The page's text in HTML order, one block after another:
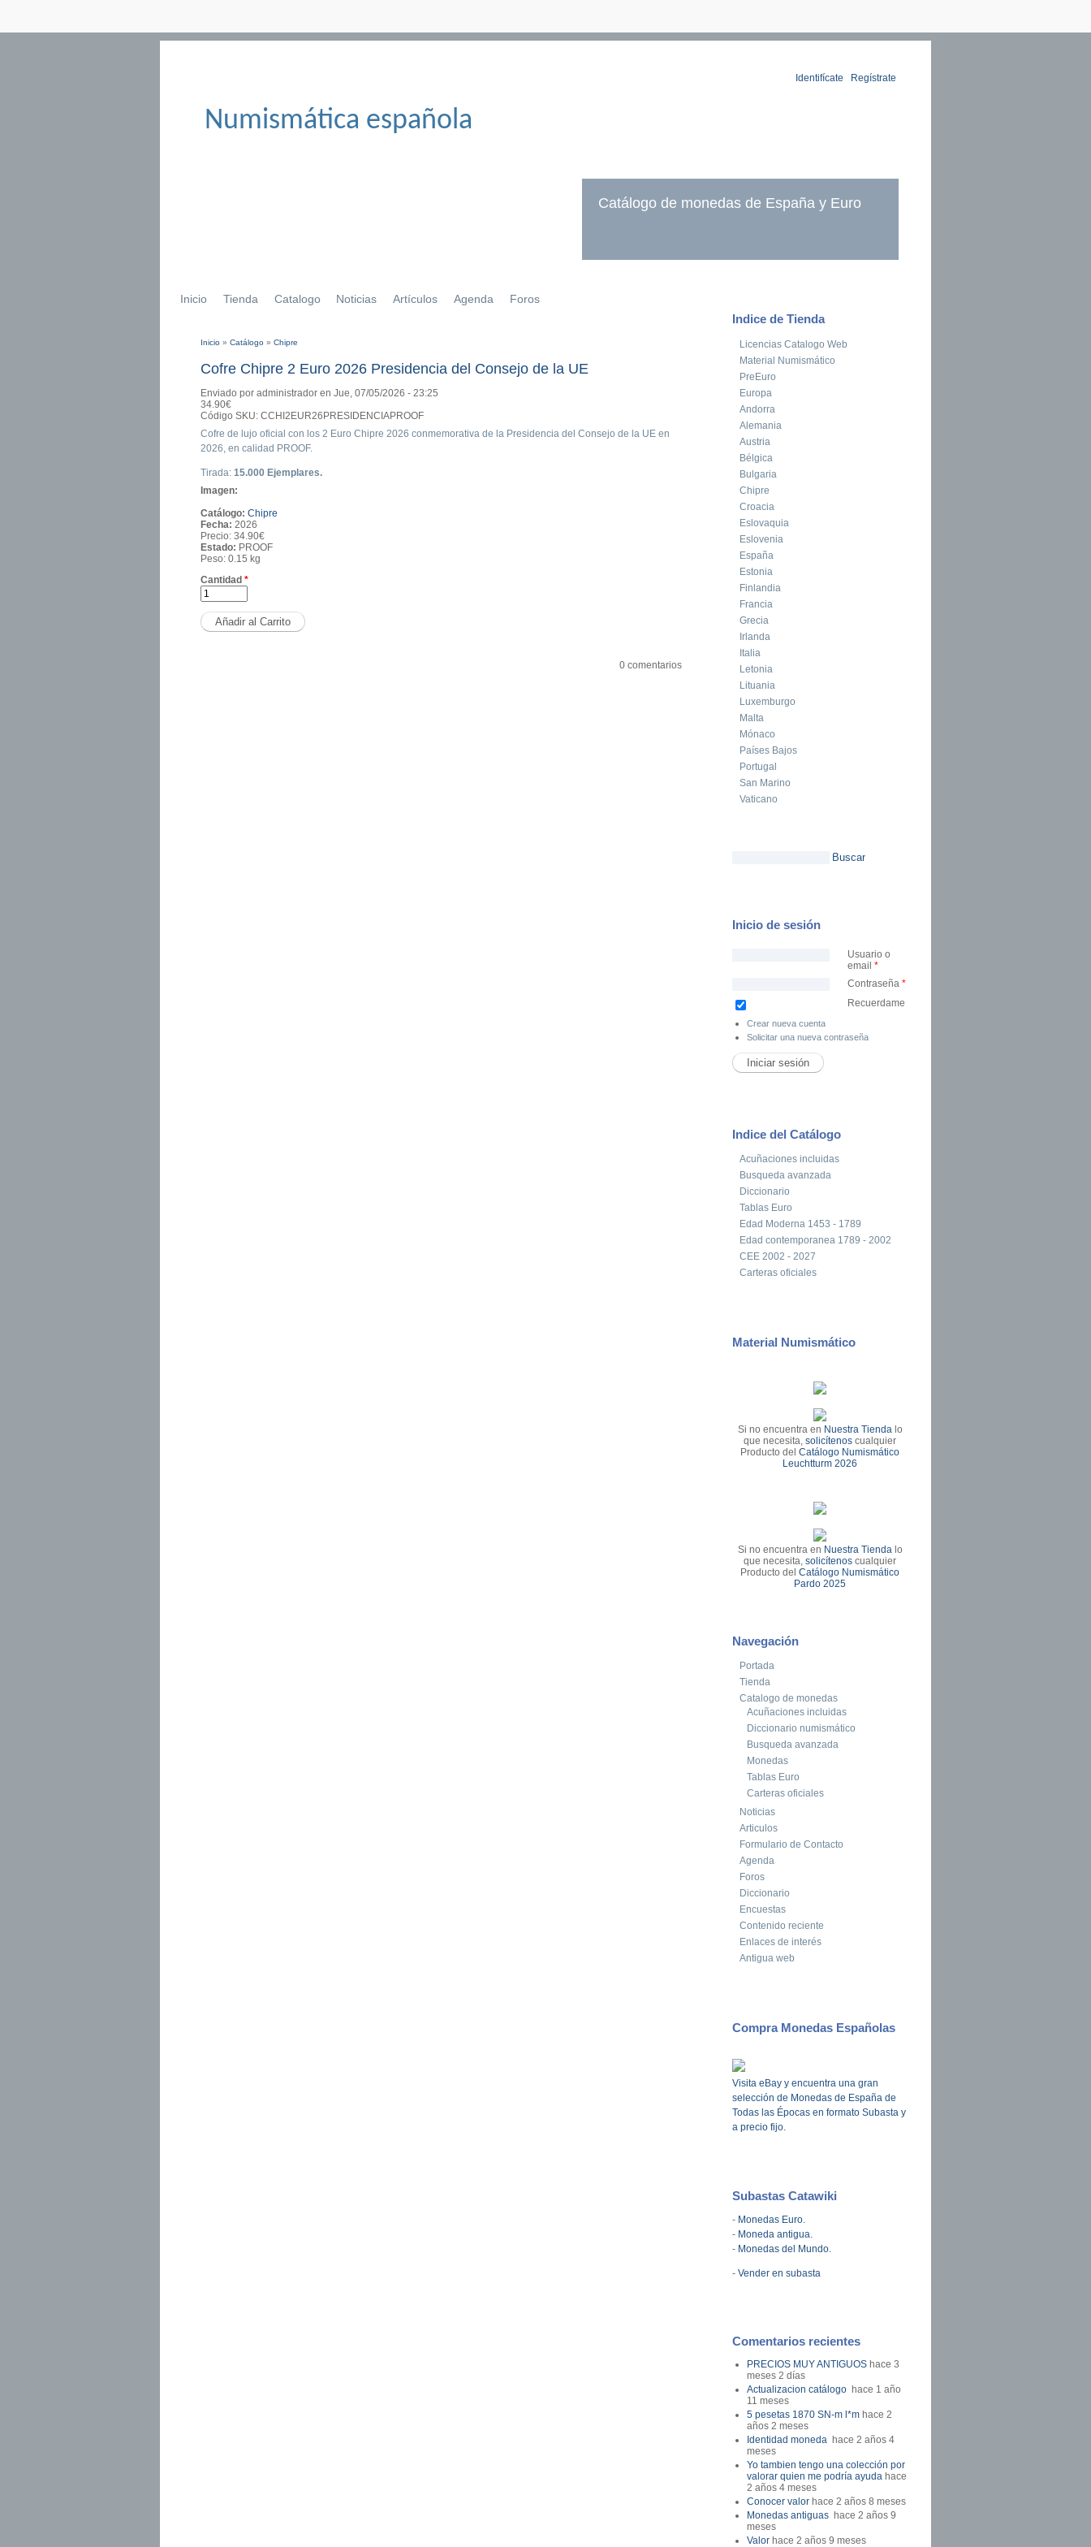
Numismática española
Identifícate Regístrate
Catálogo de monedas de España y Euro
Inicio Tienda Catalogo Noticias Artículos Agenda Foros
Inicio » Catálogo » Chipre
Cofre Chipre 2 Euro 2026 Presidencia del Consejo de la UE
Enviado por administrador en Jue, 07/05/2026 - 23:25
34.90€
Código SKU: CCHI2EUR26PRESIDENCIAPROOF
Cofre de lujo oficial con los 2 Euro Chipre 2026 conmemorativa de la Presidencia del Consejo de la UE en
2026, en calidad PROOF.
Tirada: 15.000 Ejemplares.
Imagen:
Catálogo: Chipre
Fecha: 2026
Precio: 34.90€
Estado: PROOF
Peso: 0.15 kg
Cantidad *
0 comentarios
Indice de Tienda
Licencias Catalogo Web
Material Numismático
PreEuro
Europa
Andorra
Alemania
Austria
Bélgica
Bulgaria
Chipre
Croacia
Eslovaquia
Eslovenia
España
Estonia
Finlandia
Francia
Grecia
Irlanda
Italia
Letonia
Lituania
Luxemburgo
Malta
Mónaco
Países Bajos
Portugal
San Marino
Vaticano
Inicio de sesión
Usuario o
email *
Contraseña *
Recuerdame
Crear nueva cuenta
Solicitar una nueva contraseña
Indice del Catálogo
Acuñaciones incluidas
Busqueda avanzada
Diccionario
Tablas Euro
Edad Moderna 1453 - 1789
Edad contemporanea 1789 - 2002
CEE 2002 - 2027
Carteras oficiales
Material Numismático
Si no encuentra en Nuestra Tiendalo
que necesita,solicítenos cualquier
Producto delCatálogo Numismático
Leuchtturm 2026
Si no encuentra en Nuestra Tiendalo
que necesita,solicítenos cualquier
Producto delCatálogo Numismático
Pardo 2025
Navegación
Portada
Tienda
Catalogo de monedas
Acuñaciones incluidas
Diccionario numismático
Busqueda avanzada
Monedas
Tablas Euro
Carteras oficiales
Noticias
Articulos
Formulario de Contacto
Agenda
Foros
Diccionario
Encuestas
Contenido reciente
Enlaces de interés
Antigua web
Compra Monedas Españolas
Visita eBay y encuentra una gran
selección de Monedas de España de
Todas las Épocas en formato Subasta y
a precio fijo.
Subastas Catawiki
- Monedas Euro.
- Moneda antigua.
- Monedas del Mundo.
- Vender en subasta
Comentarios recientes
PRECIOS MUY ANTIGUOS hace 3
meses 2 días
Actualizacion catálogo hace 1 año
11 meses
5 pesetas 1870 SN-m l*m hace 2
años 2 meses
Identidad moneda hace 2 años 4
meses
Yo tambien tengo una colección por
valorar quien me podría ayuda hace
2 años 4 meses
Conocer valor hace 2 años 8 meses
Monedas antiguas hace 2 años 9
meses
Valor hace 2 años 9 meses